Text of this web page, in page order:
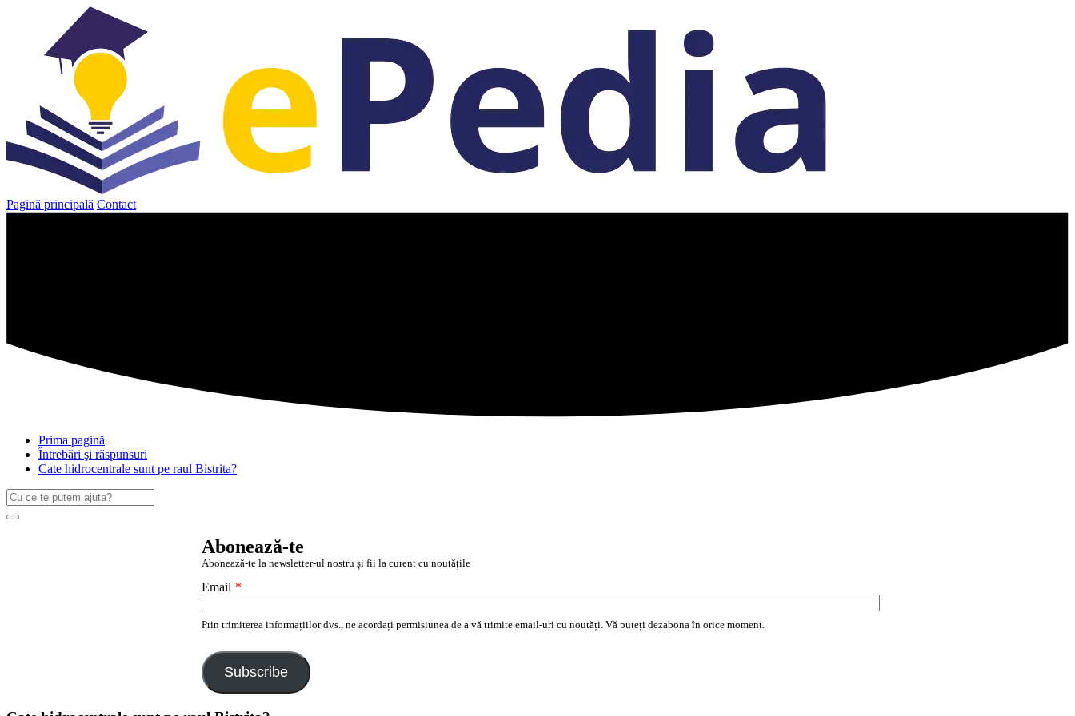
Pagină principală Contact
Prima pagină
Întrebări şi răspunsuri
Cate hidrocentrale sunt pe raul Bistrita?
Caută
după:
Search
Abonează-te
Abonează-te la newsletter-ul nostru și fii la curent cu noutățile
Email *
Prin trimiterea informațiilor dvs., ne acordați permisiunea de a vă trimite email-uri cu noutăți. Vă puteți dezabona în orice moment.
Subscribe